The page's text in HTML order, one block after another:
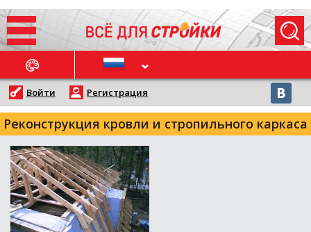
НОВОСТИ
Войти Регистрация
Реконструкция кровли и стропильного каркаса